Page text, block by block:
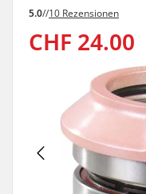
5.0//10 Rezensionen
CHF 24.00